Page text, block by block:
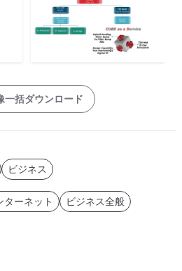
一括ダウンロード
ビジネス
ターネット
ビジネス全般